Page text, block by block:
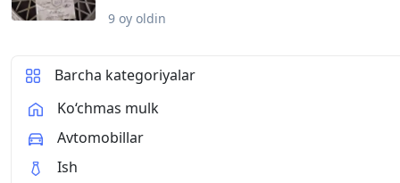
9 oy oldin
Barcha kategoriyalar
Ko‘chmas mulk
Avtomobillar
Ish